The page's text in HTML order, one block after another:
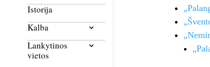
Istorija
Kalba
Lankytinos
vietos